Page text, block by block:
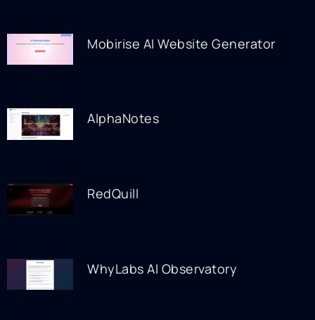
Mobirise AI Website Generator
AlphaNotes
RedQuill
WhyLabs AI Observatory